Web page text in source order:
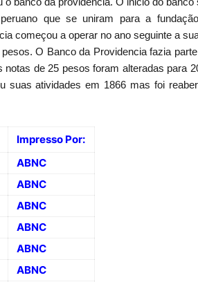
que se uniram para a
começou a operar no ano seguinte a
O Banco da Providencia fazia
de 25 pesos foram alteradas para
suas atividades em 1866 mas foi
Impresso Por:
ABNC
ABNC
ABNC
ABNC
ABNC
ABNC